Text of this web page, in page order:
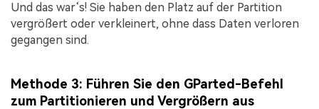
Und das war‘s! Sie haben den Platz auf der Partition
vergrößert oder verkleinert, ohne dass Daten verloren
gegangen sind.
Methode 3: Führen Sie den GParted-Befehl
zum Partitionieren und Vergrößern aus